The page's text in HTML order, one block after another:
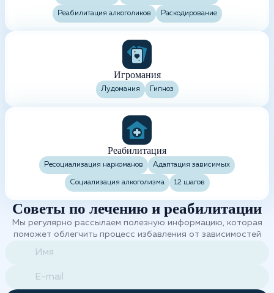
Реабилитация алкоголиков Раскодирование
Игромания
Лудомания Гипноз
Реабилитация
Ресоциализация наркоманов Адаптация зависимых
Социализация алкоголизма 12 шагов
Советы по лечению и реабилитации
Мы регулярно рассылаем полезную информацию, которая
поможет облегчить процесс избавления от зависимостей